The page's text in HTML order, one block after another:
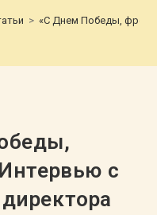
> «С Днем Победы,
с